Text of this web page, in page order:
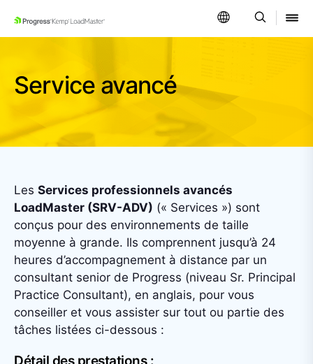
SKIP NAVIGATION
Service avancé
Les Services professionnels avancés
LoadMaster (SRV-ADV) (« Services ») sont
conçus pour des environnements de taille
moyenne à grande. Ils comprennent jusqu’à 24
heures d’accompagnement à distance par un
consultant senior de Progress (niveau Sr. Principal
Practice Consultant), en anglais, pour vous
conseiller et vous assister sur tout ou partie des
tâches listées ci-dessous :